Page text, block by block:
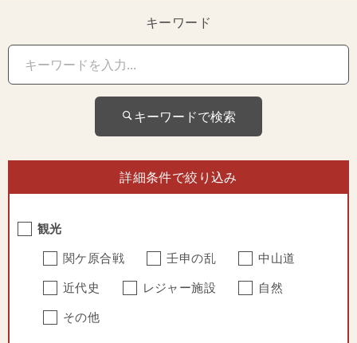
キーワード
キーワードで検索
詳細条件で絞り込み
観光
関ケ原合戦
壬申の乱
中山道
近代史
レジャー施設
自然
その他